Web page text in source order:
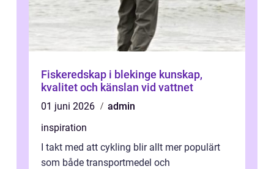
Fiskeredskap i blekinge kunskap,
kvalitet och känslan vid vattnet
01 juni 2026
admin
inspiration
I takt med att cykling blir allt mer populärt
som både transportmedel och